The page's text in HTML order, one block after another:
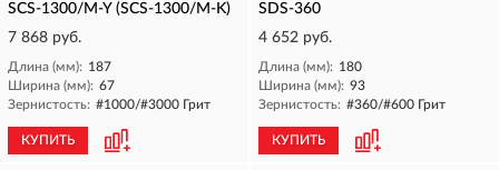
SCS-1300/M-Y (SCS-1300/M-K)
7 868 руб.
Длина (мм): 187
Ширина (мм): 67
Зернистость: #1000/#3000 Грит
КУПИТЬ
SDS-360
4 652 руб.
Длина (мм): 180
Ширина (мм): 93
Зернистость: #360/#600 Грит
КУПИТЬ